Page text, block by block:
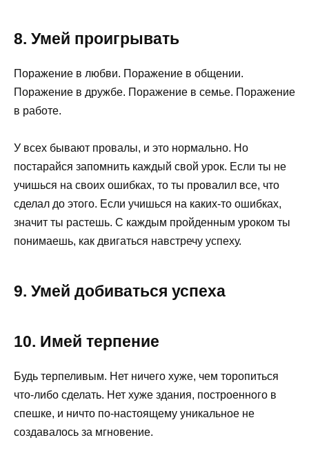
8. Умей проигрывать
Поражение в любви. Поражение в общении.
Поражение в дружбе. Поражение в семье. Поражение
в работе.
У всех бывают провалы, и это нормально. Но
постарайся запомнить каждый свой урок. Если ты не
учишься на своих ошибках, то ты провалил все, что
сделал до этого. Если учишься на каких-то ошибках,
значит ты растешь. С каждым пройденным уроком ты
понимаешь, как двигаться навстречу успеху.
9. Умей добиваться успеха
10. Имей терпение
Будь терпеливым. Нет ничего хуже, чем торопиться
что-либо сделать. Нет хуже здания, построенного в
спешке, и ничто по-настоящему уникальное не
создавалось за мгновение.